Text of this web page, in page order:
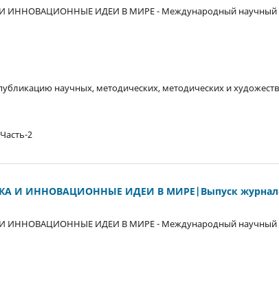
ИННОВАЦИОННЫЕ ИДЕИ В МИРЕ - Международный научный
научных, методических, методических и
2
И ИННОВАЦИОННЫЕ ИДЕИ В МИРЕ|Выпуск
ИННОВАЦИОННЫЕ ИДЕИ В МИРЕ - Международный научный